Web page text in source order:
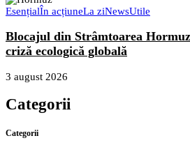
EsențialÎn acțiuneLa ziNewsUtile
Blocajul din Strâmtoarea
criză ecologică globală
3 august 2026
Categorii
Categorii